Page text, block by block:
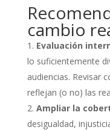
cambio
Evaluación
lo suficientemente
audiencias. Revisar
reflejan (o no) las
Ampliar la
desigualdad,